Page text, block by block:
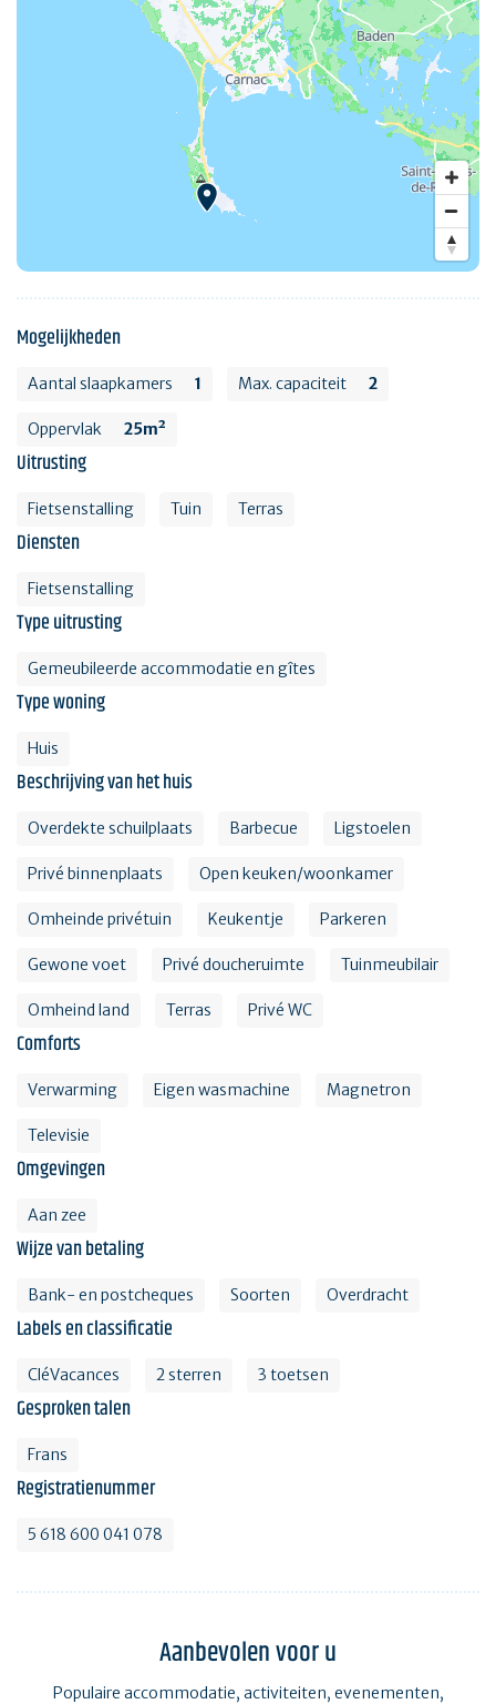
Mogelijkheden
Aantal slaapkamers 1 Max. capaciteit 2
Oppervlak 25m²
Uitrusting
Fietsenstalling Tuin Terras
Diensten
Fietsenstalling
Type uitrusting
Gemeubileerde accommodatie en gîtes
Type woning
Huis
Beschrijving van het huis
Overdekte schuilplaats Barbecue Ligstoelen
Privé binnenplaats Open keuken/woonkamer
Omheinde privétuin Keukentje Parkeren
Gewone voet Privé doucheruimte Tuinmeubilair
Omheind land Terras Privé WC
Comforts
Verwarming Eigen wasmachine Magnetron
Televisie
Omgevingen
Aan zee
Wijze van betaling
Bank- en postcheques Soorten Overdracht
Labels en classificatie
CléVacances 2 sterren 3 toetsen
Gesproken talen
Frans
Registratienummer
5 618 600 041 078
Aanbevolen voor u
Populaire accommodatie, activiteiten, evenementen,